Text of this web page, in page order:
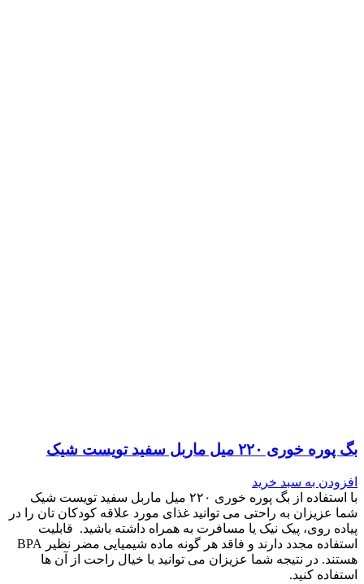
بگ پوره خوری ۲۲۰ میل ماربل سفید تویست شیک
افزودن به سبد خرید
با استفاده از بگ پوره خوری ۲۲۰ میل ماربل سفید تویست شیک
شما عزیزان به راحتی می توانید غذای مورد علاقه کودکان تان را در
پیاده روی، پیک نیک یا مسافرت به همراه داشته باشید. قابلیت
استفاده مجدد دارند و فاقد هر گونه ماده شیمیایی مضر نظیر BPA
هستند. در نتیجه شما عزیزان می توانید با خیال راحت از آن ها
استفاده کنید.